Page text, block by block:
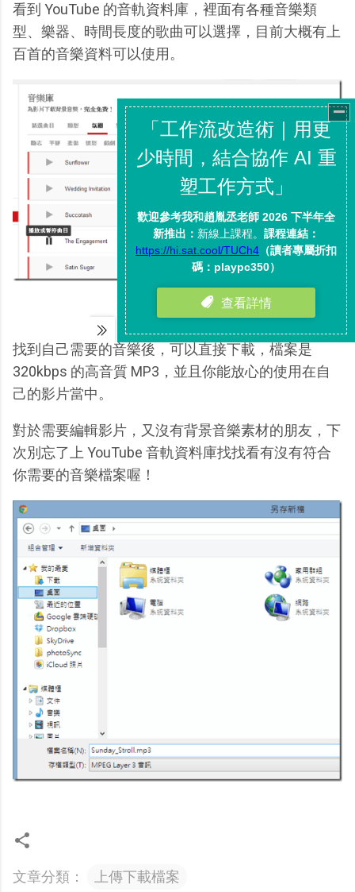
看到 YouTube 的音軌資料庫，裡面有各種音樂類
型、樂器、時間長度的歌曲可以選擇，目前大概有上
百首的音樂資料可以使用。
找到自己需要的音樂後，可以直接下載，檔案是
320kbps 的高音質 MP3，並且你能放心的使用在自
己的影片當中。
對於需要編輯影片，又沒有背景音樂素材的朋友，下
次別忘了上 YouTube 音軌資料庫找找看有沒有符合
你需要的音樂檔案喔！
文章分類： 上傳下載檔案